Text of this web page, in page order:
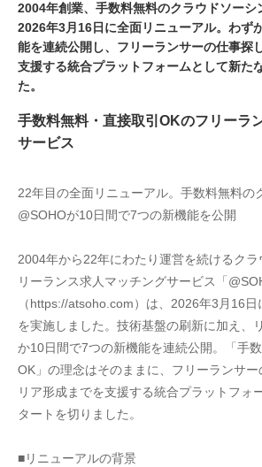
2004年創業、手数料無料のクラウドソーシ
2026年3月16日に全面リニューアル。わず
能を連続公開し、フリーランサーの仕事探
支援する統合プラットフォームとして新た
た。
手数料無料・直接取引OKのフリーラ
サービス
22年目の全面リニューアル。手数料無料の
@SOHOが10日間で7つの新機能を公開
2004年から22年にわたり運営を続けるクラ
リーランス求人マッチングサービス「
（https://atsoho.com）は、2026年3月16
を実施しました。技術基盤の刷新に加え、
か10日間で7つの新機能を連続公開。「手数
OK」の理念はそのままに、フリーランサ
リア形成までを支援する統合プラットフォ
タートを切りました。
■リニューアルの背景